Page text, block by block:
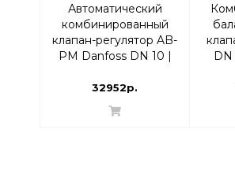
Автоматический
комбинированный
клапан-регулятор AB-
PM Danfoss DN 10 |
32952р.
DN